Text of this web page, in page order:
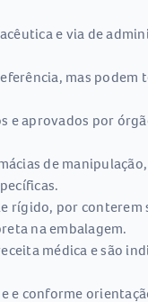
e via de
mas
aprovados por
de
rígido, por
na embalagem.
médica e são
e conforme